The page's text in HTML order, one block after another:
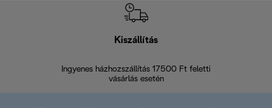
Kiszállítás
Ingyenes házhozszállítás 17500 Ft feletti
vásárlás esetén